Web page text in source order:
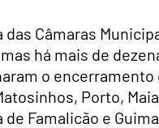
das Câmaras
há mais de
o
Porto,
de Famalicão e